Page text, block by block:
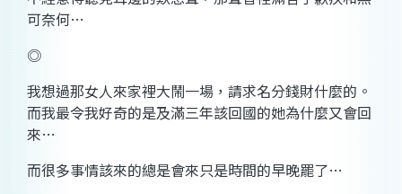
可奈何…
◎
我想過那女人來家裡大鬧一場，請求名分錢財什麼的。
而我最令我好奇的是及滿三年該回國的她為什麼又會回
來…
而很多事情該來的總是會來只是時間的早晚罷了…